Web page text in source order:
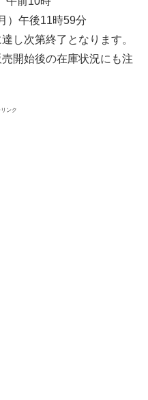
）午後11時59分
し次第終了となります。
開始後の在庫状況にも注
ンク